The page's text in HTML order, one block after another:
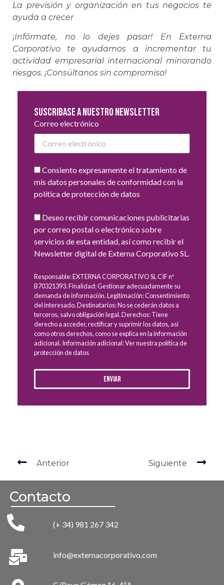
La previsión y organización en tus negocios te
ayuda a crecer
¡Infórmate, no lo dejes pasar! En Externa
Corporativo te ayudamos a incrementar tu
actividad empresarial internacional minorando
riesgos. ¡Consúltanos sin compromiso!
Suscribase a nuestro newsletter
Correo electrónico
Consiento expresamente el tratamiento de
mis datos personales de conformidad con la
política de protección de datos
Deseo recibir comunicaciones publicitarias
por correo postal o electrónico sobre
servicios de esta entidad, así como recibir el
Newsletter digital de Externa Corporativo SL.
Responsable: EXTERNA CORPORATIVO SL CIF nº
B70321393. Finalidad: Gestionar adecuadamente su
demanda de información. Legitimación: Consentimiento
del interesado. Destinatarios: No se cederán datos a
terceros, salvo obligación legal. Derechos: Tiene
derecho a acceder, rectificar y suprimir los datos, así
como otros derechos, como se explica en la información
adicional. Información adicional: Ver nuestra política de
protección de datos
Enviar
Anterior Siguiente
Contacto
(+ 34) 981 267 342
info@externacorporativo.com